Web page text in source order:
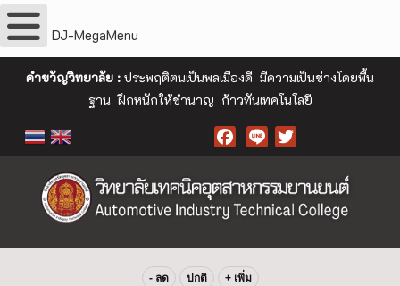
DJ-MegaMenu
คำขวัญวิทยาลัย : ประพฤติตนเป็นพลเมืองดี มีความเป็นช่างโดยพื้น
ฐาน ฝึกหนักให้ชำนาญ ก้าวทันเทคโนโลยี
- ลด ปกติ + เพิ่ม